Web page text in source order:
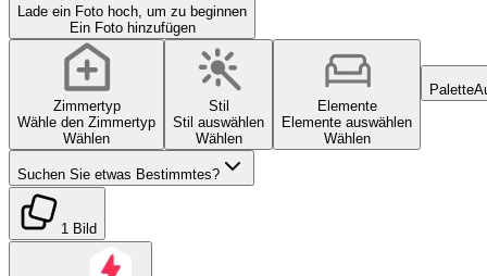
Lade ein Foto hoch, um zu beginnen
Ein Foto hinzufügen
Zimmertyp
Wähle den Zimmertyp
Wählen
Stil
Stil auswählen
Wählen
Elemente
Elemente auswählen
Wählen
Palette
Suchen Sie etwas Bestimmtes?
1 Bild